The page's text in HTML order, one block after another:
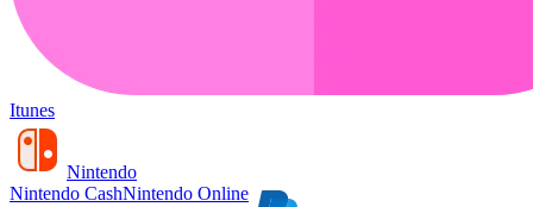
Itunes
Nintendo
Nintendo CashNintendo Online